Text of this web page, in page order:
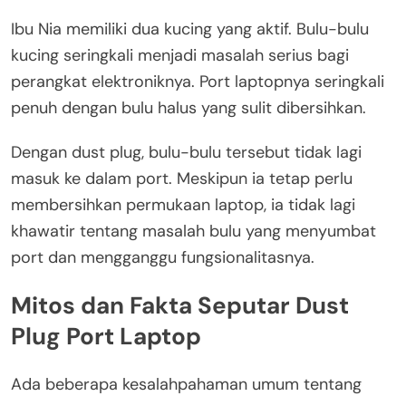
Ibu Nia memiliki dua kucing yang aktif. Bulu-bulu
kucing seringkali menjadi masalah serius bagi
perangkat elektroniknya. Port laptopnya seringkali
penuh dengan bulu halus yang sulit dibersihkan.
Dengan dust plug, bulu-bulu tersebut tidak lagi
masuk ke dalam port. Meskipun ia tetap perlu
membersihkan permukaan laptop, ia tidak lagi
khawatir tentang masalah bulu yang menyumbat
port dan mengganggu fungsionalitasnya.
Mitos dan Fakta Seputar Dust
Plug Port Laptop
Ada beberapa kesalahpahaman umum tentang